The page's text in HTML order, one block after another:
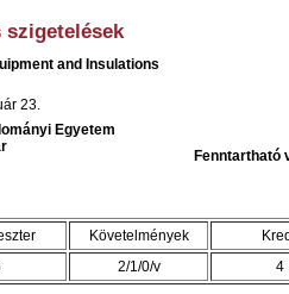
szigetelések
and Insulations
23.
Egyetem
Fenntartható
Követelmények
2/1/0/v 4